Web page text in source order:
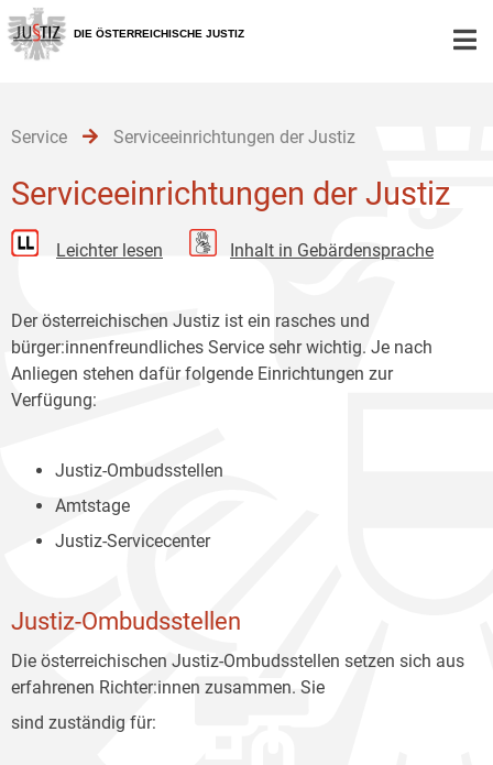
Zur
Hauptnavigation
[1]
Zum
Inhalt
[2]
Zum
Untermenü
[3]
DIE ÖSTERREICHISCHE JUSTIZ
Service Serviceeinrichtungen der Justiz
Serviceeinrichtungen der Justiz
Leichter lesen Inhalt in Gebärdensprache
Der österreichischen Justiz ist ein rasches und
bürger:innenfreundliches Service sehr wichtig. Je nach
Anliegen stehen dafür folgende Einrichtungen zur
Verfügung:
Justiz-Ombudsstellen
Amtstage
Justiz-Servicecenter
Justiz-Ombudsstellen
Die österreichischen Justiz-Ombudsstellen setzen sich aus
erfahrenen Richter:innen zusammen. Sie
sind zuständig für: